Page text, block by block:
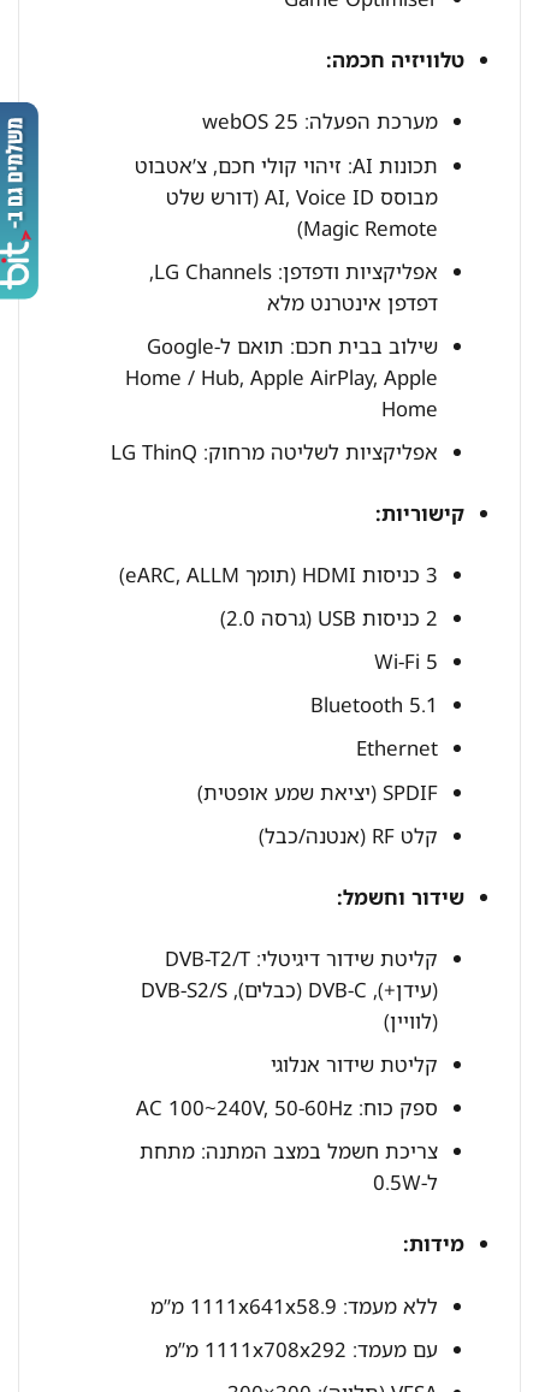
טלוויזיה חכמה:
מערכת הפעלה: webOS 25
תכונות AI: זיהוי קולי חכם, צ’אטבוט
מבוסס AI, Voice ID (דורש שלט
Magic Remote)
אפליקציות ודפדפן: LG Channels,
דפדפן אינטרנט מלא
שילוב בבית חכם: תואם ל-Google
Home / Hub, Apple AirPlay, Apple
Home
אפליקציות לשליטה מרחוק: LG ThinQ
קישוריות:
3 כניסות HDMI (תומך eARC, ALLM)
2 כניסות USB (גרסה 2.0)
Wi-Fi 5
Bluetooth 5.1
Ethernet
SPDIF (יציאת שמע אופטית)
קלט RF (אנטנה/כבל)
שידור וחשמל:
קליטת שידור דיגיטלי: DVB-T2/T
(עידן+), DVB-C (כבלים), DVB-S2/S
(לוויין)
קליטת שידור אנלוגי
ספק כוח: AC 100~240V, 50-60Hz
צריכת חשמל במצב המתנה: מתחת
ל-0.5W
מידות:
ללא מעמד: 1111x641x58.9 מ”מ
עם מעמד: 1111x708x292 מ”מ